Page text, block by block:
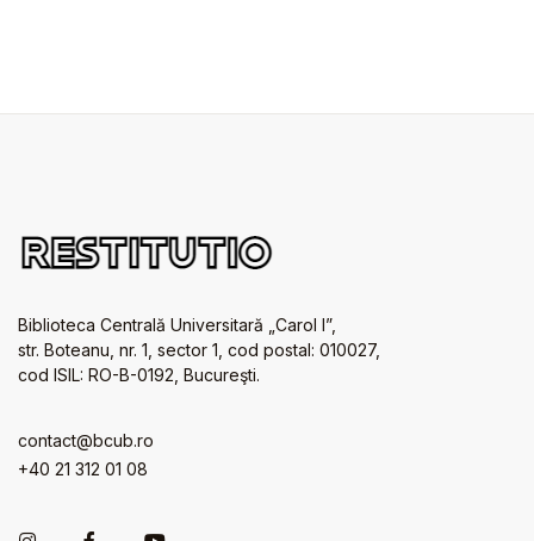
Biblioteca Centrală Universitară „Carol I”,
str. Boteanu, nr. 1, sector 1, cod postal: 010027,
cod ISIL: RO-B-0192, Bucureşti.
contact@bcub.ro
+40 21 312 01 08